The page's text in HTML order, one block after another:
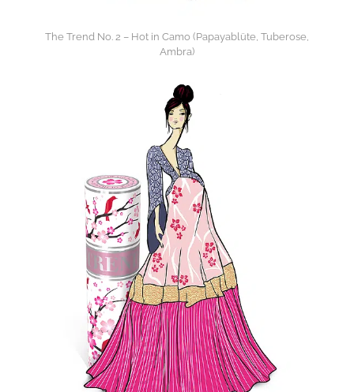
The Trend No. 2 – Hot in Camo (Papayablüte, Tuberose,
Ambra)